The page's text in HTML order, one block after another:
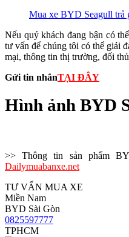
Mua xe BYD Seagull trả
Nếu quý khách đang bận có
tư vấn để chúng tôi có thể giải
mại, thông tin thị trường, đối
Gửi tin nhắnTẠI ĐÂY
Hình ảnh BYD
>> Thông tin sản phẩm
Dailymuabanxe.net
TƯ VẤN MUA XE
Miền Nam
BYD Sài Gòn
0825597777
TPHCM